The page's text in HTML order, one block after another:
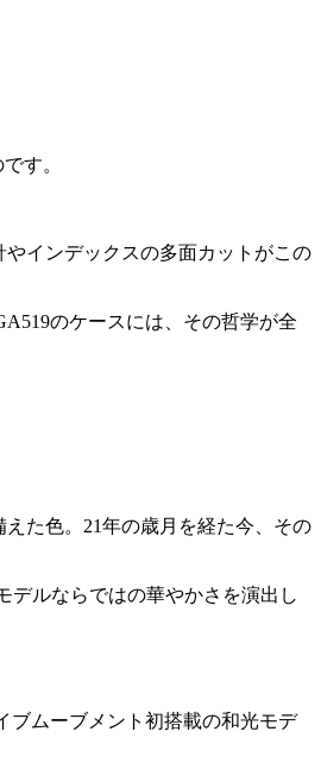
す。
インデックスの多面カットがこの
のケースには、その哲学が全
た色。21年の歳月を経た今、その
デルならではの華やかさを演出し
ブムーブメント初搭載の和光モデ